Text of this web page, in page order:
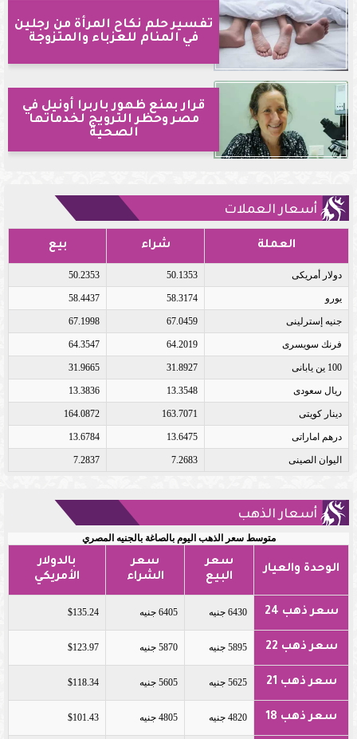
تفسير حلم نكاح المرأة من رجلين
في المنام للعزباء والمتزوجة
قرار بمنع ظهور باربرا أونيل في
مصر وحظر الترويج لخدماتها
الصحية
أسعار العملات
العملة شراء بيع
دولار أمريكى 50.1353
50.2353
يورو 58.3174
58.4437
جنيه إسترلينى 67.0459
67.1998
فرنك سويسرى 64.2019
64.3547
100 ين يابانى 31.8927
31.9665
ريال سعودى 13.3548
13.3836
دينار كويتى 163.7071
164.0872
درهم اماراتى 13.6475
13.6784
اليوان الصينى 7.2683
7.2837
أسعار الذهب
متوسط سعر الذهب اليوم بالصاغة بالجنيه المصري
الوحدة والعيار
سعر
البيع
سعر
الشراء
بالدولار
الأمريكي
سعر ذهب 24 6430 جنيه 6405 جنيه $135.24
سعر ذهب 22 5895 جنيه 5870 جنيه $123.97
سعر ذهب 21 5625 جنيه 5605 جنيه $118.34
سعر ذهب 18 4820 جنيه 4805 جنيه $101.43